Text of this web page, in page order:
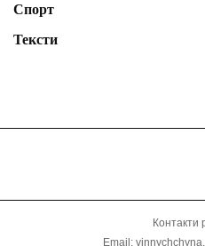
Спорт
Тексти
Контакти
Email: